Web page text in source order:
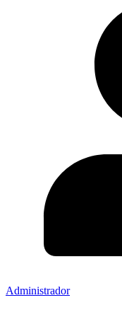
Administrador